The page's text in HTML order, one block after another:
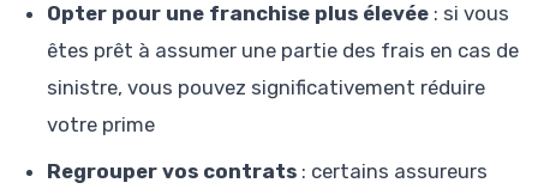
Opter pour une franchise plus élevée : si vous
êtes prêt à assumer une partie des frais en cas de
sinistre, vous pouvez significativement réduire
votre prime
Regrouper vos contrats : certains assureurs